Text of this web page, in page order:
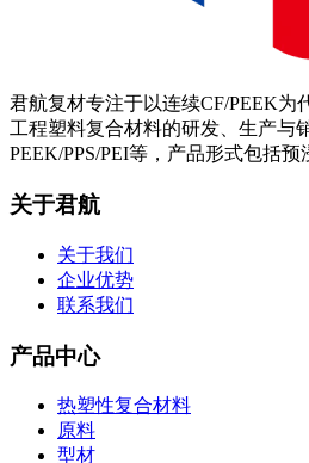
君航复材专注于以连续CF/PEEK为
工程塑料复合材料的研发、生产与
PEEK/PPS/PEI等，产品形式包括预
关于君航
关于我们
企业优势
联系我们
产品中心
热塑性复合材料
原料
型材